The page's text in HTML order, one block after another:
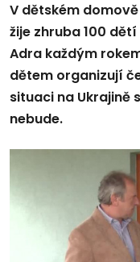
V dětském
žije zhruba 100
Adra každým
dětem organizují
situaci na Ukrajině
nebude.